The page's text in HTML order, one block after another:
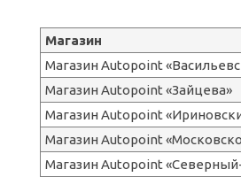
Магазин
Магазин Autopoint
Магазин Autopoint «Зайцева»
Магазин Autopoint
Магазин Autopoint
Магазин Autopoint